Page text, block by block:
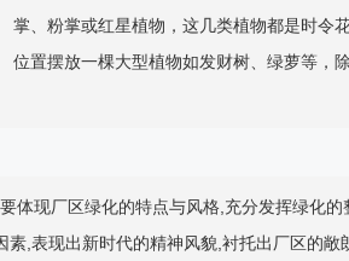
掌、粉掌或红星植物，这几类植物都是时令
位置摆放一棵大型植物如发财树、绿萝等，
体现厂区绿化的特点与风格,充分发挥绿化
,表现出新时代的精神风貌,衬托出厂区的敞